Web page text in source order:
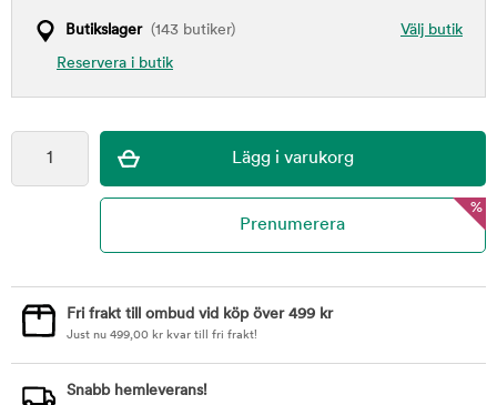
Välj butik
Butikslager(143 butiker)
Reservera i butik
%
Fri frakt till ombud vid köp över 499 kr
Just nu 499,00 kr kvar till fri frakt!
Snabb hemleverans!